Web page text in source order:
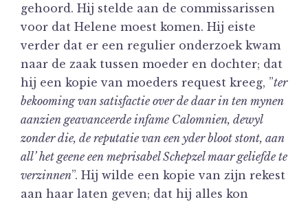
gehoord. Hij stelde aan de commissarissen
voor dat Helene moest komen. Hij eiste
verder dat er een regulier onderzoek kwam
naar de zaak tussen moeder en dochter; dat
hij een kopie van moeders request kreeg, ”ter
bekooming van satisfactie over de daar in ten mynen
aanzien geavanceerde infame Calomnien, dewyl
zonder die, de reputatie van een yder bloot stont, aan
all’ het geene een meprisabel Schepzel maar geliefde te
verzinnen”. Hij wilde een kopie van zijn rekest
aan haar laten geven; dat hij alles kon